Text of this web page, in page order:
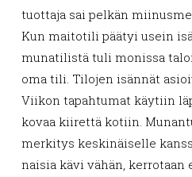
tuottaja sai pelkän
Kun maitotili päätyi usein
munatilistä tuli monissa
oma tili. Tilojen isännät
Viikon tapahtumat käytiin
kovaa kiirettä kotiin.
merkitys keskinäiselle
naisia kävi vähän, kerrotaan